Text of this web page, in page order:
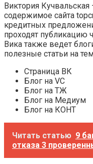
Виктория
содержимое сайта
кредитных
проходят публикацию
Вика также ведет
полезные статьи на
Страница ВК
Блог на VC
Блог на ТЖ
Блог на Медиум
Блог на КОНТ
Читать статью 9
отказа 3